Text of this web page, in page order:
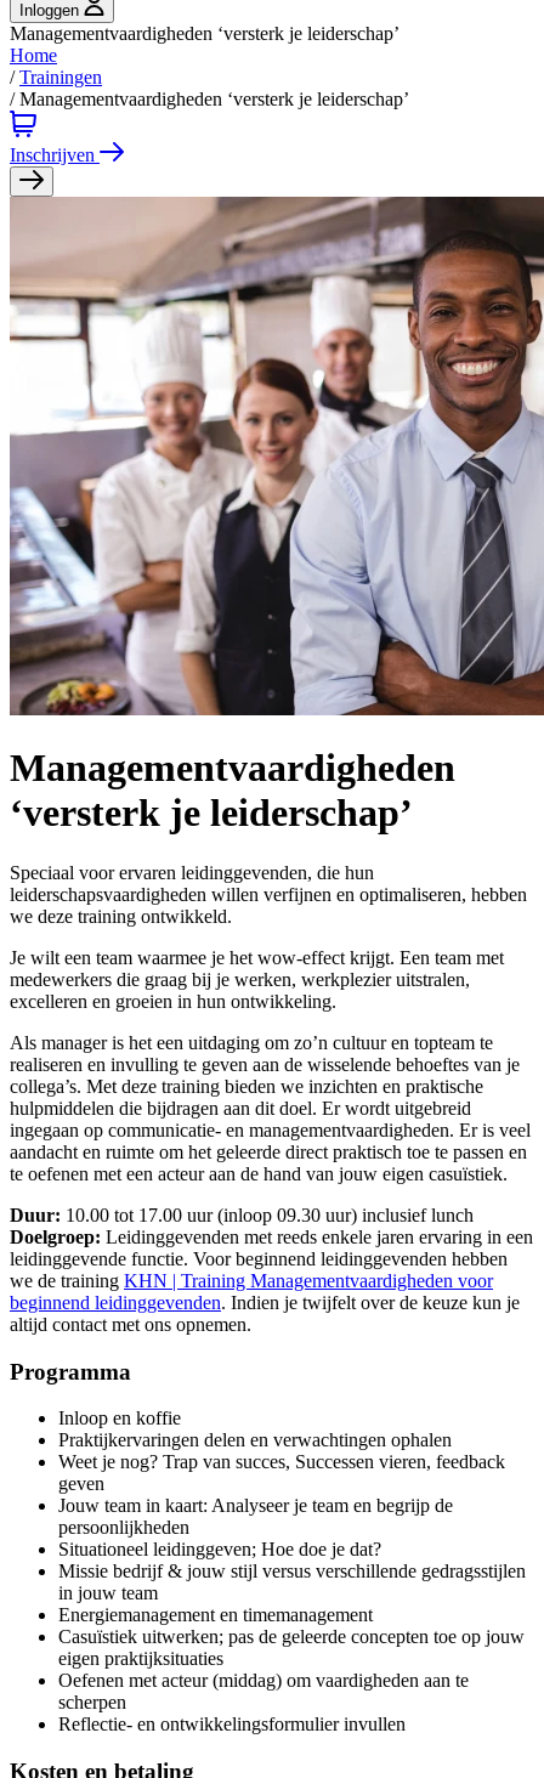
Inloggen
Managementvaardigheden ‘versterk je leiderschap’
Home
/Trainingen
/Managementvaardigheden ‘versterk je leiderschap’
Inschrijven
Managementvaardigheden
‘versterk je leiderschap’
Speciaal voor ervaren leidinggevenden, die hun
leiderschapsvaardigheden willen verfijnen en optimaliseren, hebben
we deze training ontwikkeld.
Je wilt een team waarmee je het wow-effect krijgt. Een team met
medewerkers die graag bij je werken, werkplezier uitstralen,
excelleren en groeien in hun ontwikkeling.
Als manager is het een uitdaging om zo’n cultuur en topteam te
realiseren en invulling te geven aan de wisselende behoeftes van je
collega’s. Met deze training bieden we inzichten en praktische
hulpmiddelen die bijdragen aan dit doel. Er wordt uitgebreid
ingegaan op communicatie- en managementvaardigheden. Er is veel
aandacht en ruimte om het geleerde direct praktisch toe te passen en
te oefenen met een acteur aan de hand van jouw eigen casuïstiek.
Duur: 10.00 tot 17.00 uur (inloop 09.30 uur) inclusief lunch
Doelgroep: Leidinggevenden met reeds enkele jaren ervaring in een
leidinggevende functie. Voor beginnend leidinggevenden hebben
we de training KHN | Training Managementvaardigheden voor
beginnend leidinggevenden. Indien je twijfelt over de keuze kun je
altijd contact met ons opnemen.
Programma
Inloop en koffie
Praktijkervaringen delen en verwachtingen ophalen
Weet je nog? Trap van succes, Successen vieren, feedback
geven
Jouw team in kaart: Analyseer je team en begrijp de
persoonlijkheden
Situationeel leidinggeven; Hoe doe je dat?
Missie bedrijf & jouw stijl versus verschillende gedragsstijlen
in jouw team
Energiemanagement en timemanagement
Casuïstiek uitwerken; pas de geleerde concepten toe op jouw
eigen praktijksituaties
Oefenen met acteur (middag) om vaardigheden aan te
scherpen
Reflectie- en ontwikkelingsformulier invullen
Kosten en betaling